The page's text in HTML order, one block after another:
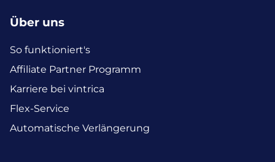
Über uns
So funktioniert's
Affiliate Partner Programm
Karriere bei vintrica
Flex-Service
Automatische Verlängerung